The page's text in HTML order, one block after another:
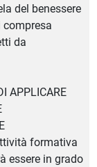
del benessere
da
APPLICARE
formativa
essere in grado